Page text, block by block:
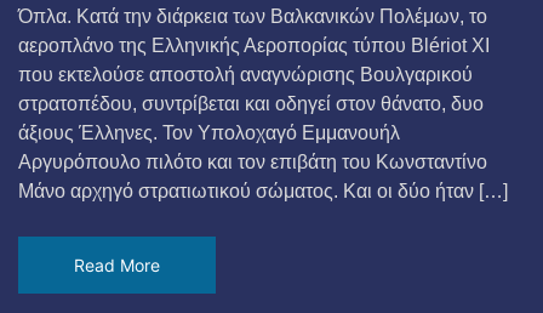
Όπλα. Κατά την διάρκεια των Βαλκανικών Πολέμων, το
αεροπλάνο της Ελληνικής Αεροπορίας τύπου Blériot XI
που εκτελούσε αποστολή αναγνώρισης Βουλγαρικού
στρατοπέδου, συντρίβεται και οδηγεί στον θάνατο, δυο
άξιους Έλληνες. Τον Υπολοχαγό Εμμανουήλ
Αργυρόπουλο πιλότο και τον επιβάτη του Κωνσταντίνο
Μάνο αρχηγό στρατιωτικού σώματος. Και οι δύο ήταν […]
Read More